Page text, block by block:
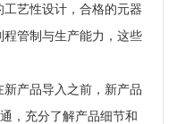
艺性设计，合格的元器
管制与生产能力，这些
新产品导入之前，新产品
，充分了解产品细节和